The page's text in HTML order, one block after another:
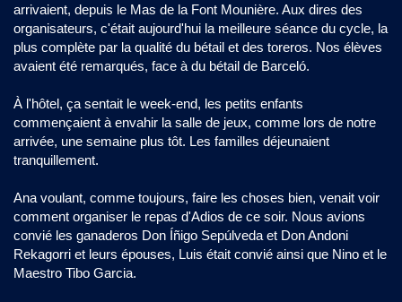
arrivaient, depuis le Mas de la Font Mounière. Aux dires des
organisateurs, c'était aujourd'hui la meilleure séance du cycle, la
plus complète par la qualité du bétail et des toreros. Nos élèves
avaient été remarqués, face à du bétail de Barceló.
À l'hôtel, ça sentait le week-end, les petits enfants
commençaient à envahir la salle de jeux, comme lors de notre
arrivée, une semaine plus tôt. Les familles déjeunaient
tranquillement.
Ana voulant, comme toujours, faire les choses bien, venait voir
comment organiser le repas d'Adios de ce soir. Nous avions
convié les ganaderos Don Íñigo Sepúlveda et Don Andoni
Rekagorri et leurs épouses, Luis était convié ainsi que Nino et le
Maestro Tibo Garcia.